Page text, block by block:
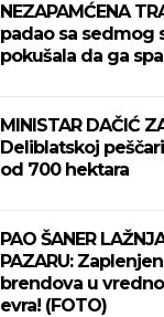
NEZAPAMĆENA
padao sa sedmog
pokušala da ga
MINISTAR DAČIĆ
Deliblatskoj
od 700 hektara
PAO ŠANER
PAZARU:
brendova u
evra! (FOTO)